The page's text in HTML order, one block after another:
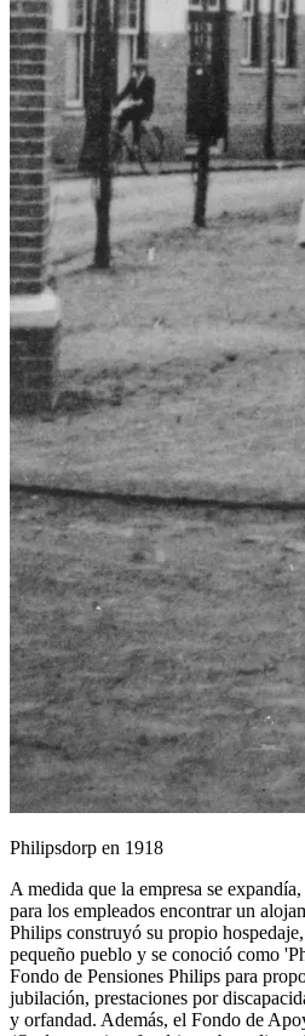
Philipsdorp en 1918
A medida que la empresa se
para los empleados encontrar un
Philips construyó su propio
pequeño pueblo y se conoció como
Fondo de Pensiones Philips para
jubilación, prestaciones por
y orfandad. Además, el Fondo de